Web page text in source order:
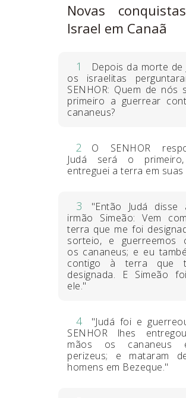
Novas
Israel em Canaã
1
Depois da morte de
os israelitas
SENHOR: Quem de nós
primeiro a guerrear
cananeus?
2
O SENHOR
Judá será o
entreguei a terra em suas
3
"Então Judá disse
irmão Simeão: Vem
terra que me foi
sorteio, e guerreemos
os cananeus; e eu
contigo à terra que
designada. E Simeão
ele."
4
"Judá foi e
SENHOR lhes
mãos os cananeus
perizeus; e mataram
homens em Bezeque."